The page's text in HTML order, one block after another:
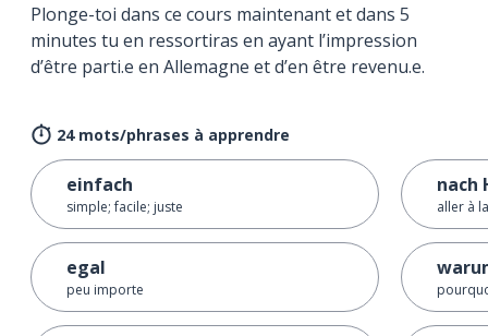
Plonge-toi dans ce cours maintenant et dans 5
minutes tu en ressortiras en ayant l’impression
d’être parti.e en Allemagne et d’en être revenu.e.
24 mots/phrases à apprendre
einfach
simple; facile; juste
egal
peu importe
nach
aller à